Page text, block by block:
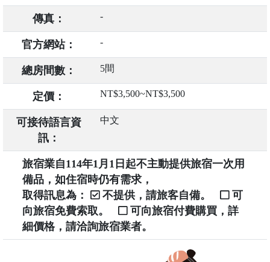
傳真： -
官方網站： -
總房間數： 5間
定價： NT$3,500~NT$3,500
可接待語言資
訊：
中文
旅宿業自114年1月1日起不主動提供旅宿一次用
備品，如住宿時仍有需求，
取得訊息為：
不提供，請旅客自備。
可
向旅宿免費索取。
可向旅宿付費購買，詳
細價格，請洽詢旅宿業者。